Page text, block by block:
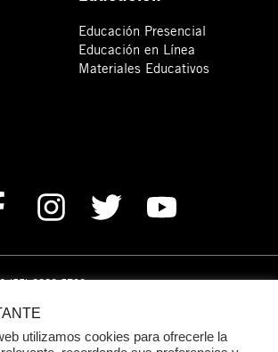
Educación Presencial
Educación en Línea
Materiales Educativos
(55) 8880 5730
13,
03940 Ciudad de México, CDMX
utilizamos cookies para ofrecerle la